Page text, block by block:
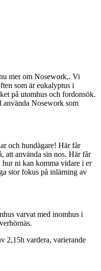
mer om Nosework,. Vi
som är eukalyptus i
på utomhus och fordonsök.
Nosework som
och hundägare! Här får
att använda sin nos. Här får
ni kan komma vidare i er
stor fokus på inlärning av
varvat med inomhus i
2,15h vardera, varierande